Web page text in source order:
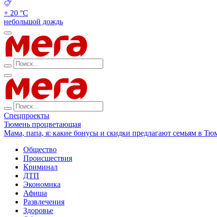
+ 20 °С
небольшой дождь
Спецпроекты
Тюмень процветающая
Мама, папа, я: какие бонусы и скидки предлагают семьям в
Общество
Происшествия
Криминал
ДТП
Экономика
Афиша
Развлечения
Здоровье